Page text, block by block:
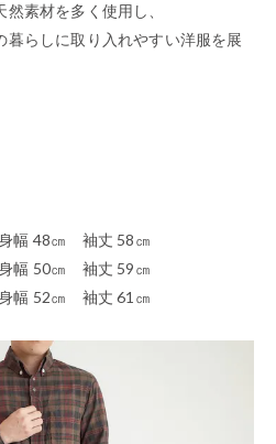
然素材を多く使用し、
らしに取り入れやすい洋服を展
幅 48㎝ 袖丈 58㎝
幅 50㎝ 袖丈 59㎝
幅 52㎝ 袖丈 61㎝